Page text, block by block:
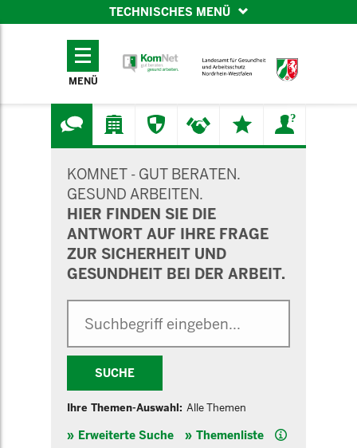
TECHNISCHES MENÜ
TECHNISCHES
MENÜ
KOMNET - GUT BERATEN.
GESUND ARBEITEN.
HIER FINDEN SIE DIE
ANTWORT AUF IHRE FRAGE
ZUR SICHERHEIT UND
GESUNDHEIT BEI DER ARBEIT.
SUCHE
Ihre Themen-Auswahl: Alle Themen
Erweiterte Suche Themenliste Hilfe